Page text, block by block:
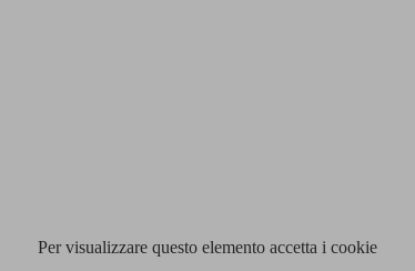
Per visualizzare questo elemento accetta i cookie